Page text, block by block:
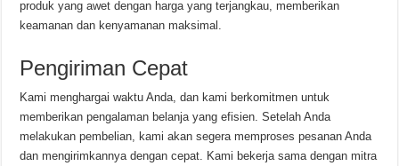
produk yang awet dengan harga yang terjangkau, memberikan
keamanan dan kenyamanan maksimal.
Pengiriman Cepat
Kami menghargai waktu Anda, dan kami berkomitmen untuk
memberikan pengalaman belanja yang efisien. Setelah Anda
melakukan pembelian, kami akan segera memproses pesanan Anda
dan mengirimkannya dengan cepat. Kami bekerja sama dengan mitra